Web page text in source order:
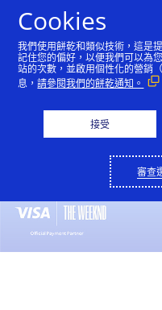
Cookies
我們使用餅乾和類似技術，這是
記住您的偏好，以便我們可以為
站的次數，並啟用個性化的營銷
息，請參閱我們的餅乾通知。
接受
審查